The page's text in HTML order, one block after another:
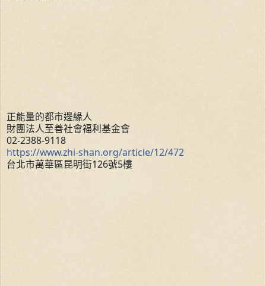
正能量的都市邊緣人
財團法人至善社會福利基金會
02-2388-9118
https://www.zhi-shan.org/article/12/472
台北市萬華區昆明街126號5樓